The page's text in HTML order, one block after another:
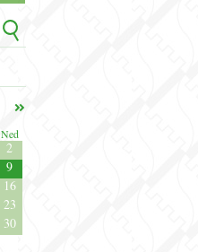
Ned
2
9
16
23
30